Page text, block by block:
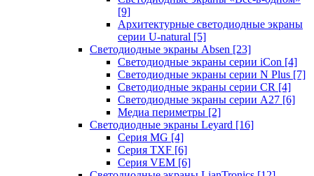
[9]
Архитектурные светодиодные экраны
серии U-natural [5]
Светодиодные экраны Absen [23]
Светодиодные экраны серии iCon [4]
Светодиодные экраны серии N Plus [7]
Светодиодные экраны серии CR [4]
Светодиодные экраны серии А27 [6]
Медиа периметры [2]
Светодиодные экраны Leyard [16]
Серия MG [4]
Серия TXF [6]
Серия VEM [6]